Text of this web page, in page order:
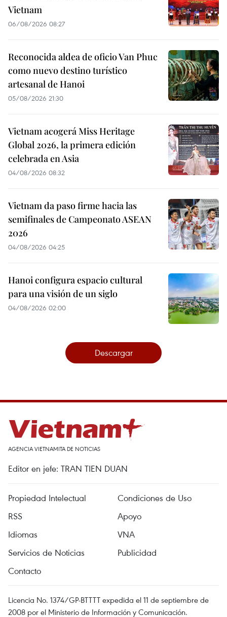
Vietnam
06/08/2026 08:27
Reconocida aldea de oficio Van Phuc
como nuevo destino turístico
artesanal de Hanoi
05/08/2026 21:30
Vietnam acogerá Miss Heritage
Global 2026, la primera edición
celebrada en Asia
04/08/2026 08:32
Vietnam da paso firme hacia las
semifinales de Campeonato ASEAN
2026
04/08/2026 04:25
Hanoi configura espacio cultural
para una visión de un siglo
04/08/2026 02:00
Descargar
AGENCIA VIETNAMITA DE NOTICIAS
Editor en jefe: TRAN TIEN DUAN
Propiedad Intelectual
Condiciones de Uso
RSS
Apoyo
Idiomas
VNA
Servicios de Noticias
Publicidad
Contacto
Licencia No. 1374/GP-BTTTT expedida el 11 de septiembre de
2008 por el Ministerio de Información y Comunicación.